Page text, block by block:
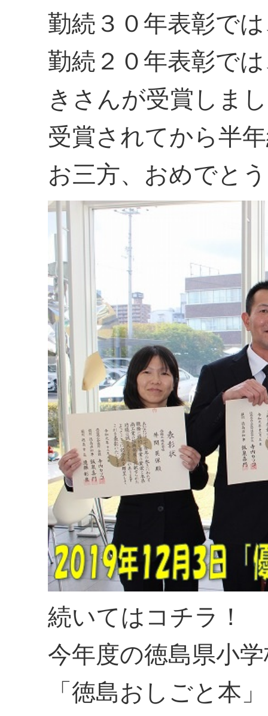
勤続３０年表彰で
勤続２０年表彰で
きさんが受賞しま
受賞されてから半
お三方、おめでと
続いてはコチラ！
今年度の徳島県小
「徳島おしごと本